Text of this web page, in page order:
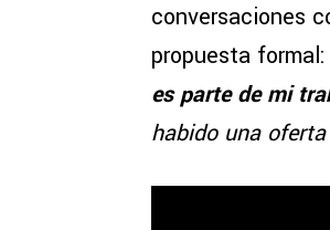
conversaciones
propuesta formal:
es parte de mi
habido una